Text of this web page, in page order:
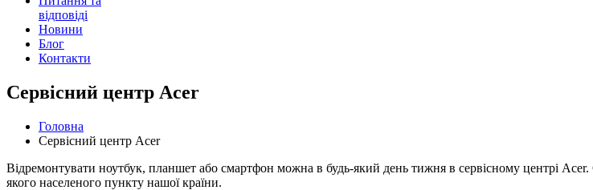
відповіді
Новини
Блог
Контакти
Сервісний центр Acer
Головна
Сервісний центр Acer
Відремонтувати ноутбук, планшет або смартфон можна в будь-який день тижня в сервісному центрі
якого населеного пункту нашої країни.